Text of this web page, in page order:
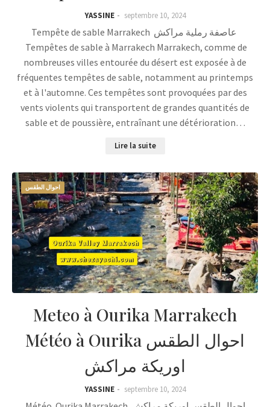
YASSINE septembre 10, 2024
Tempête de sable Marrakech عاصفة رملية مراكش
Tempêtes de sable à Marrakech Marrakech, comme de
nombreuses villes entourée du désert est exposée à de
fréquentes tempêtes de sable, notamment au printemps
et à l'automne. Ces tempêtes sont provoquées par des
vents violents qui transportent de grandes quantités de
sable et de poussière, entraînant une détérioration…
Lire la suite
احوال الطقس
Meteo à Ourika Marrakech
Météo à Ourika احوال الطقس
اوريكة مراكش
YASSINE septembre 10, 2024